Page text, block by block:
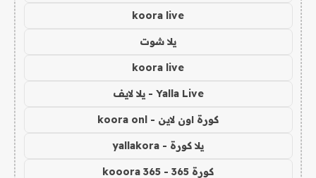
koora live
يلا شوت
koora live
Yalla Live - يلا لايف
كورة اون لاين - koora onl
يلا كورة - yallakora
كورة 365 - kooora 365